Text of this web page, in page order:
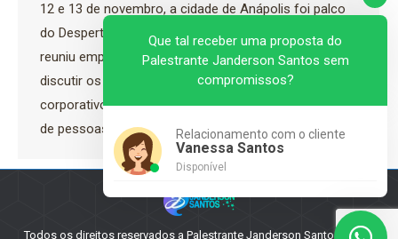
12 e 13 de novembro, a cidade de Anápolis foi palco
do Despertar Empresarial, um evento marcante que
reuniu empresários e empreendedores da região para
discutir os pilares fundamentais do sucesso
corporativo. Com foco em gestão financeira, gestão
de pessoas, gestão…
Todos os direitos reservados a Palestrante Janderson Santos - 2025
Que tal receber uma proposta do
Palestrante Janderson Santos sem
compromissos?
Relacionamento com o cliente
Vanessa Santos
Disponível